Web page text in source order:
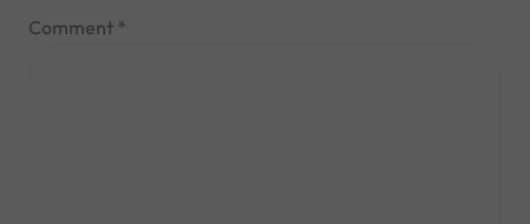
Comment *